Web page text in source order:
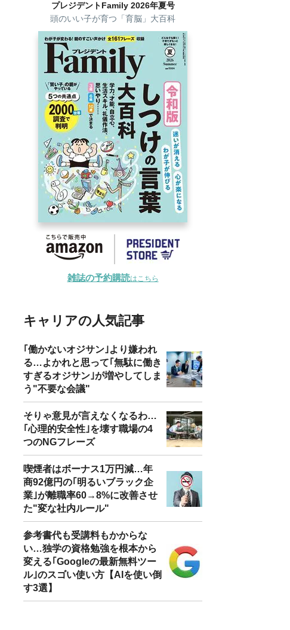
プレジデントFamily 2026年夏号
頭のいい子が育つ「育脳」大百科
雑誌の予約購読はこちら
キャリアの人気記事
｢働かないオジサン｣より嫌われ
る…よかれと思って｢無駄に働き
すぎるオジサン｣が増やしてしま
う"不要な会議"
そりゃ意見が言えなくなるわ…
｢心理的安全性｣を壊す職場の4
つのNGフレーズ
喫煙者はボーナス1万円減…年
商92億円の｢明るいブラック企
業｣が離職率60→8%に改善させ
た"変な社内ルール"
参考書代も受講料もかからな
い…独学の資格勉強を根本から
変える｢Googleの最新無料ツー
ル｣のスゴい使い方【AIを使い倒
す3選】